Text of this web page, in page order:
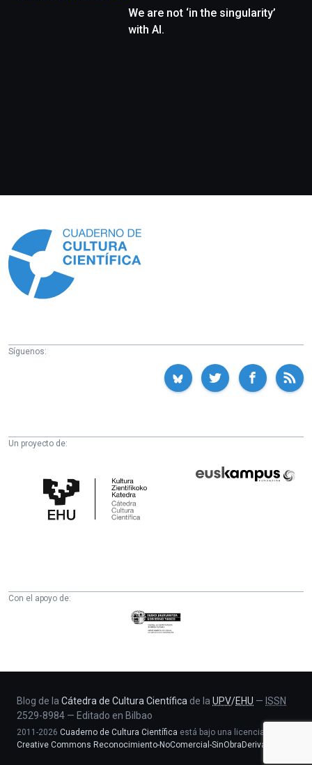
We are not ‘in the singularity’
with AI.
Síguenos:
Un proyecto de:
Cultura
Científica
Fundazioa
Con el apoyo de:
Eusko
Jaurlaritza
eta
Berrikuntza
saila
Blog de la Cátedra de Cultura Científica de la UPV/EHU — ISSN
2529-8984 — Editado en Bilbao
2011-2026 Cuaderno de Cultura Científica está bajo una licencia
Creative Commons Reconocimiento-NoComercial-SinObraDerivada 4.0